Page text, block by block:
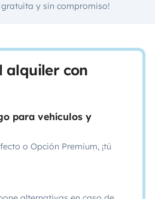
gratuita y sin compromiso!
alquiler con
para vehículos y
o Opción Premium, ¡tú